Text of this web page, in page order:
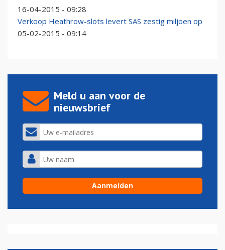
16-04-2015 - 09:28
Verkoop Heathrow-slots levert SAS zestig miljoen op
05-02-2015 - 09:14
Meld u aan voor de
nieuwsbrief